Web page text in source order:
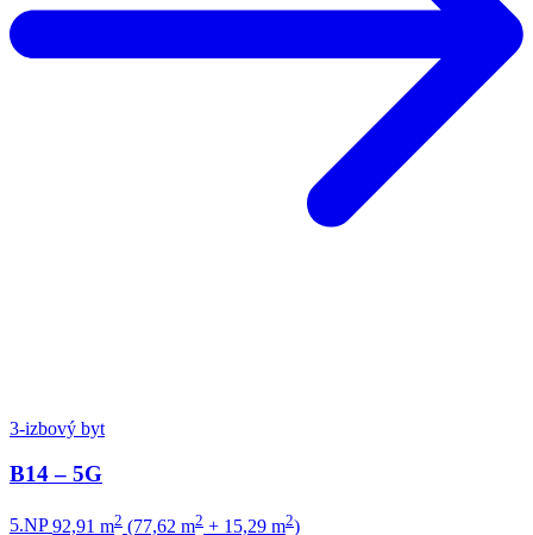
3-izbový byt
B14 – 5G
5.NP 92,91 m2 (77,62 m2 + 15,29 m2)